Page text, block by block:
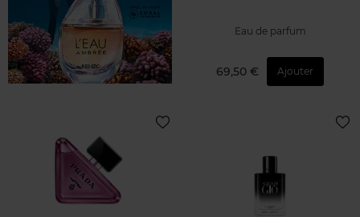
Eau de parfum
69,50 € Ajouter